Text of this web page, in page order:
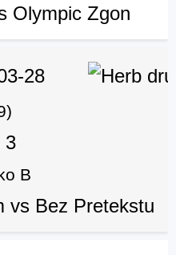
Olympic Zgon
28
3
B
vs Bez Pretekstu